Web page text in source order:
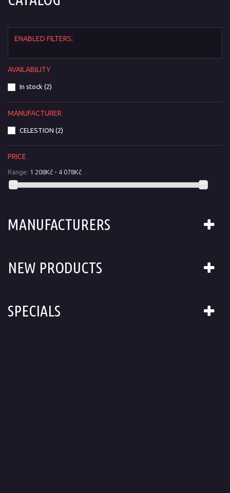
ENABLED FILTERS:
AVAILABILITY
In stock (2)
MANUFACTURER
CELESTION (2)
PRICE
Range: 1 208Kč - 4 078Kč
MANUFACTURERS
NEW PRODUCTS
SPECIALS